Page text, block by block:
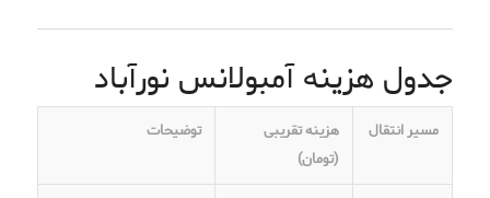
جدول هزینه آمبولانس نورآباد
مسیر انتقال
هزینه تقریبی
(تومان)
توضیحات